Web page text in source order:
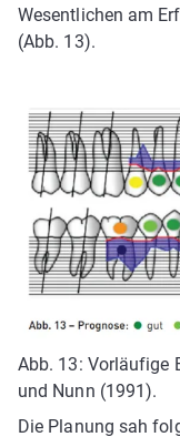
Wesentlichen am
(Abb. 13).
Abb. 13: Vorläufige
und Nunn (1991).
Die Planung sah